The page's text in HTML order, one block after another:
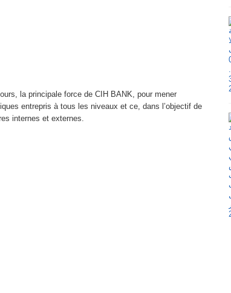
la principale force de CIH BANK, pour mener
entrepris à tous les niveaux et ce, dans l’objectif de
internes et externes.